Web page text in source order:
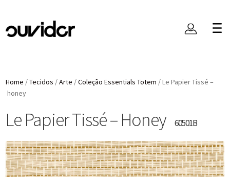
Home /Tecidos /Arte /Coleção Essentials Totem /Le Papier Tissé –
honey
Le Papier Tissé – Honey 60501B